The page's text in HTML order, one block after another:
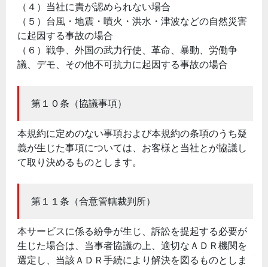
（４）当社に責が認められない場合
（５）台風・地震・噴火・洪水・津波などの自然災害
に起因する事故の場合
（６）戦争、外国の武力行使、革命、暴動、労働争
議、デモ、その他不可抗力に起因する事故の場合
第１０条（協議事項）
本規約に定めのない事項および本規約の条項のうち疑
義が生じた事項については、お客様と当社とが協議し
て取り決めるものとします。
第１１条（合意管轄裁判所）
本サービスに係る紛争が生じ、訴訟を提起する必要が
生じた場合は、当事者協議の上、適切なＡＤＲ機関を
選定し、当該ＡＤＲ手続により解決を図るものとしま